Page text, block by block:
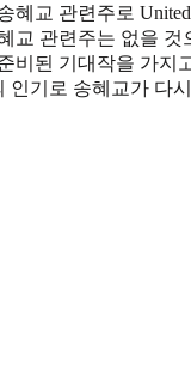
교 관련주로
교 관련주는 없을
비된 기대작을 가
인기로 송혜교가 다